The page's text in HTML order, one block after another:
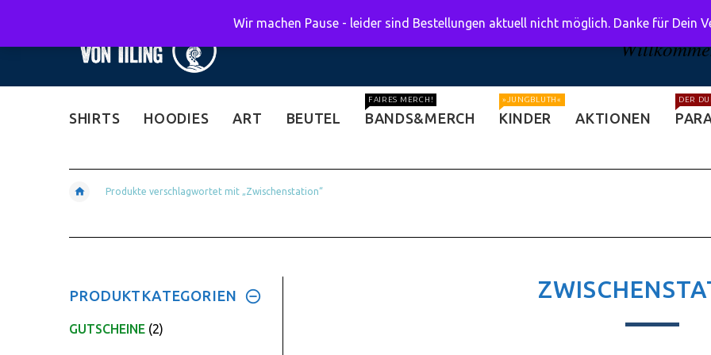
SHIRTS HOODIES ART BEUTEL BANDS&MERCH
FAIRES MERCH!
KINDER
»JUNGBLUTH«
AKTIONEN
DER
Produkte verschlagwortet mit „Zwischenstation“
PRODUKTKATEGORIEN
GUTSCHEINE (2)
Wir machen Pause - leider sind Bestellungen aktuell nicht möglich. Danke für Dein